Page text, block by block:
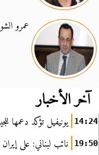
عمرو
آخر الأخبار
14:24 يونيفيل تؤكد دعمها
19:50 نائب لبناني: على